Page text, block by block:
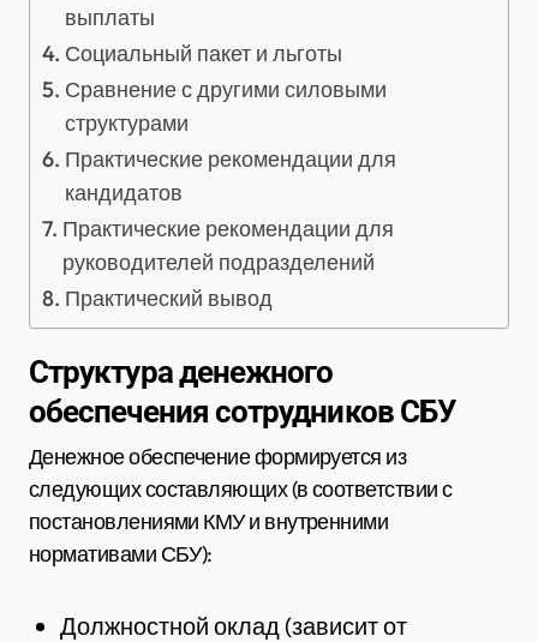
выплаты
Социальный пакет и льготы
Сравнение с другими силовыми
структурами
Практические рекомендации для
кандидатов
Практические рекомендации для
руководителей подразделений
Практический вывод
Структура денежного
обеспечения сотрудников СБУ
Денежное обеспечение формируется из
следующих составляющих (в соответствии с
постановлениями КМУ и внутренними
нормативами СБУ):
Должностной оклад (зависит от